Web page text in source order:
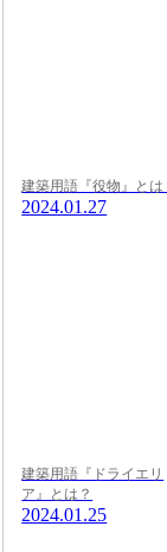
建築用語『役物』とは
2024.01.27
建築用語『ドライエリ
ア』とは？
2024.01.25